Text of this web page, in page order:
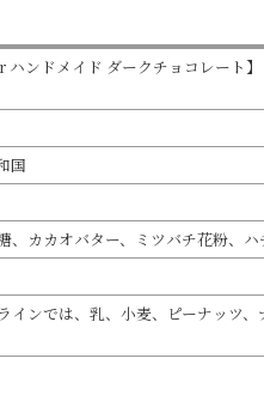
ハンドメイド ダークチョコレート】
国
、カカオバター、ミツバチ花粉、
インでは、乳、小麦、ピーナッツ